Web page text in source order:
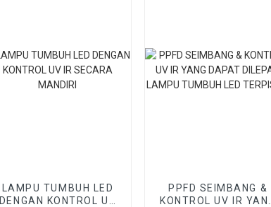
LAMPU TUMBUH LED
DENGAN KONTROL UV
PPFD SEIMBANG &
KONTROL UV IR YANG